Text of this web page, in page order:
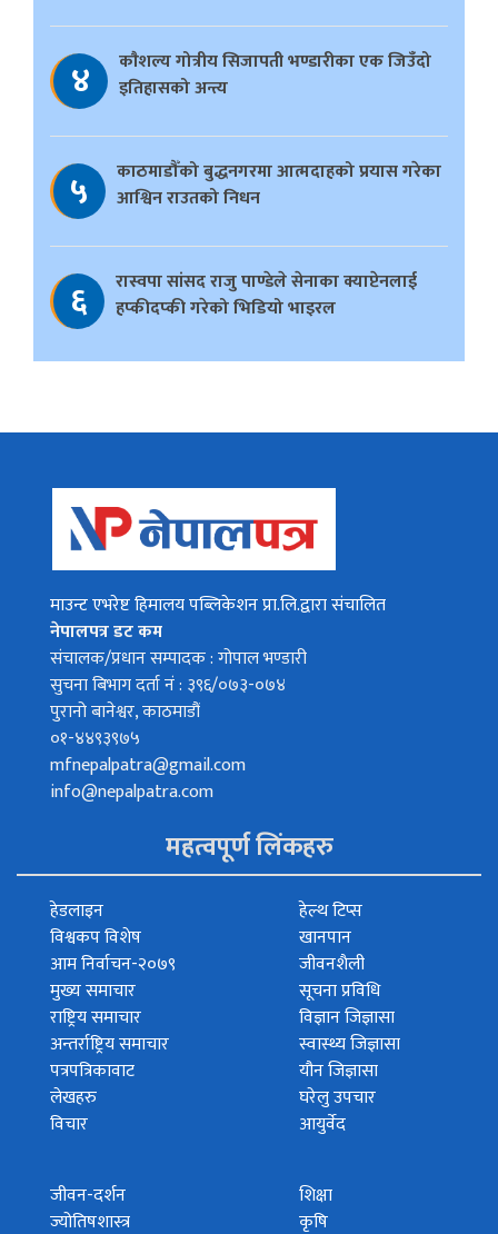
४
काैशल्य गोत्रीय सिजापती भण्डारीका एक जिउँदो
इतिहासको अन्त्य
५
काठमाडौँको बुद्धनगरमा आत्मदाहको प्रयास गरेका
आश्विन राउतको निधन
६
रास्वपा सांसद राजु पाण्डेले सेनाका क्याप्टेनलाई
हप्कीदप्की गरेको भिडियो भाइरल
माउन्ट एभरेष्ट हिमालय पब्लिकेशन प्रा.लि.द्वारा संचालित
नेपालपत्र डट कम
संचालक/प्रधान सम्पादक : गोपाल भण्डारी
सुचना बिभाग दर्ता नं : ३९६/०७३-०७४
पुरानो बानेश्वर, काठमाडौं
०१-४४९३९७५
mfnepalpatra@gmail.com
info@nepalpatra.com
महत्वपूर्ण लिंकहरु
हेडलाइन
विश्वकप विशेष
आम निर्वाचन-२०७९
मुख्य समाचार
राष्ट्रिय समाचार
अन्तर्राष्ट्रिय समाचार
पत्रपत्रिकावाट
लेखहरु
विचार
हेल्थ टिप्स
खानपान
जीवनशैली
सूचना प्रविधि
विज्ञान जिज्ञासा
स्वास्थ्य जिज्ञासा
यौन जिज्ञासा
घरेलु उपचार
आयुर्वेद
जीवन-दर्शन
ज्योतिषशास्त्र
शिक्षा
कृषि